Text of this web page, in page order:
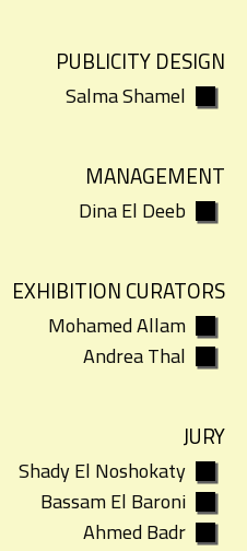
PUBLICITY DESIGN
Salma Shamel
MANAGEMENT
Dina El Deeb
EXHIBITION CURATORS
Mohamed Allam
Andrea Thal
JURY
Shady El Noshokaty
Bassam El Baroni
Ahmed Badr